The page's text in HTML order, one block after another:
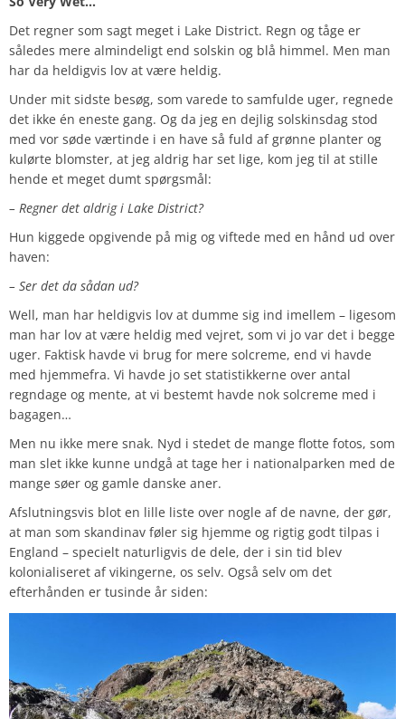
Det regner som sagt meget i Lake District. Regn og tåge er
således mere almindeligt end solskin og blå himmel. Men man
har da heldigvis lov at være heldig.
Under mit sidste besøg, som varede to samfulde uger, regnede
det ikke én eneste gang. Og da jeg en dejlig solskinsdag stod
med vor søde værtinde i en have så fuld af grønne planter og
kulørte blomster, at jeg aldrig har set lige, kom jeg til at stille
hende et meget dumt spørgsmål:
– Regner det aldrig i Lake District?
Hun kiggede opgivende på mig og viftede med en hånd ud over
haven:
– Ser det da sådan ud?
Well, man har heldigvis lov at dumme sig ind imellem – ligesom
man har lov at være heldig med vejret, som vi jo var det i begge
uger. Faktisk havde vi brug for mere solcreme, end vi havde
med hjemmefra. Vi havde jo set statistikkerne over antal
regndage og mente, at vi bestemt havde nok solcreme med i
bagagen…
Men nu ikke mere snak. Nyd i stedet de mange flotte fotos, som
man slet ikke kunne undgå at tage her i nationalparken med de
mange søer og gamle danske aner.
Afslutningsvis blot en lille liste over nogle af de navne, der gør,
at man som skandinav føler sig hjemme og rigtig godt tilpas i
England – specielt naturligvis de dele, der i sin tid blev
kolonialiseret af vikingerne, os selv. Også selv om det
efterhånden er tusinde år siden: